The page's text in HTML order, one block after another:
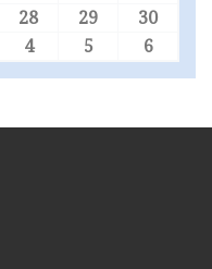
août 2026
28 28 août 2026
29 29 août 2026
30
2026 2026
44 septembre 2026
5 5 septembre
6